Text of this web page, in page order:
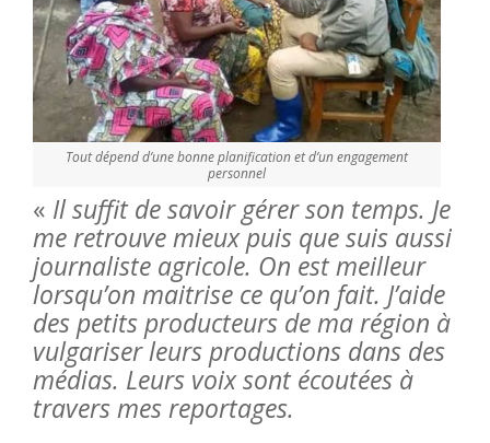
Tout dépend d’une bonne planification et d’un engagement
personnel
« Il suffit de savoir gérer son temps. Je
me retrouve mieux puis que suis aussi
journaliste agricole. On est meilleur
lorsqu’on maitrise ce qu’on fait. J’aide
des petits producteurs de ma région à
vulgariser leurs productions dans des
médias. Leurs voix sont écoutées à
travers mes reportages.